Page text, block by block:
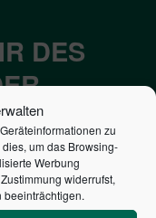
zu
um das Browsing-
Werbung
widerrufst,
beeinträchtigen.
DES